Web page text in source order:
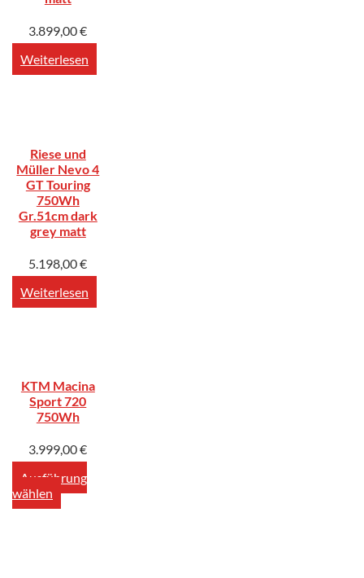
3.899,00€
Weiterlesen
Riese und
Müller Nevo 4
GT Touring
750Wh
Gr.51cm dark
grey matt
5.198,00€
Weiterlesen
KTM Macina
Sport 720
750Wh
3.999,00€
Ausführung
wählen